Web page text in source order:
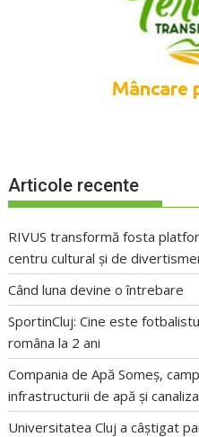
Articole recente
RIVUS transformă fosta
centru cultural și de
Când luna devine o întrebare
SportinCluj: Cine este
româna la 2 ani
Compania de Apă Someș,
infrastructurii de apă și
Universitatea Cluj a câștigat